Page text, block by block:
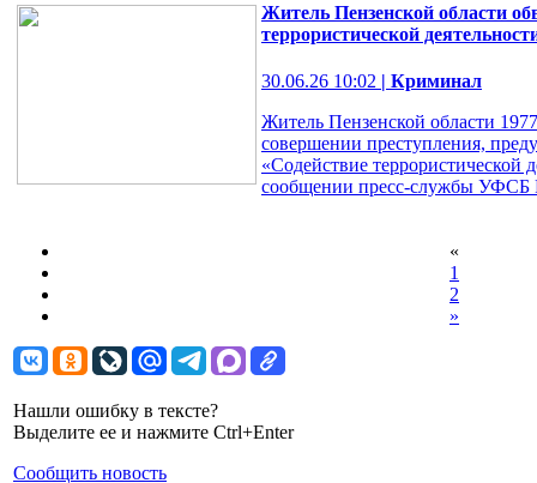
Житель Пензенской области
террористической
30.06.26 10:02 | Криминал
Житель Пензенской области
совершении преступления,
«Содействие террористической
сообщении пресс-службы УФСБ
«
1
2
»
Нашли ошибку в тексте?
Выделите ее и нажмите Ctrl+Enter
Сообщить новость